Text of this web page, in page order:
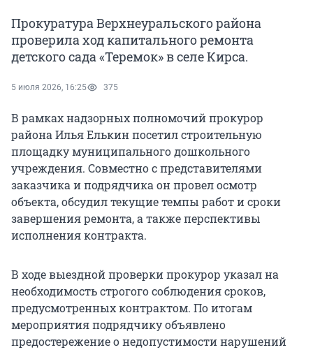
Прокуратура Верхнеуральского района
проверила ход капитального ремонта
детского сада «Теремок» в селе Кирса.
5 июля 2026, 16:25 375
В рамках надзорных полномочий прокурор
района Илья Елькин посетил строительную
площадку муниципального дошкольного
учреждения. Совместно с представителями
заказчика и подрядчика он провел осмотр
объекта, обсудил текущие темпы работ и сроки
завершения ремонта, а также перспективы
исполнения контракта.
В ходе выездной проверки прокурор указал на
необходимость строгого соблюдения сроков,
предусмотренных контрактом. По итогам
мероприятия подрядчику объявлено
предостережение о недопустимости нарушений